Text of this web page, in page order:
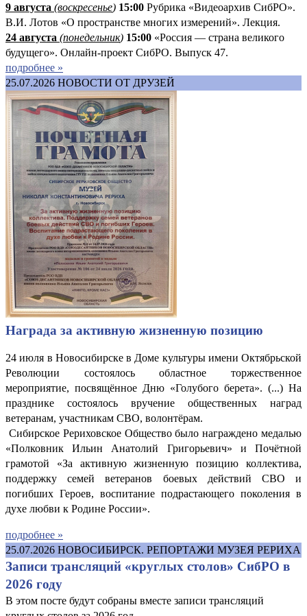
9 августа (воскресенье) 15:00 Рубрика «Видеоархив СибРО».
В.И. Лотов «О пространстве многих измерений». Лекция.
24 августа (понедельник) 15:00 «Россия — страна великого
будущего». Онлайн-проект СибРО. Выпуск 47.
подробнее »
25.07.2026 НОВОСТИ ОТ ДРУЗЕЙ
Награда за активную жизненную позицию
24 июля в Новосибирске в Доме культуры имени Октябрьской
Революции состоялось областное торжественное
мероприятие, посвящённое Дню «Голубого берета». (...) На
празднике состоялось вручение общественных наград
ветеранам, участникам СВО, волонтёрам.
Сибирское Рериховское Общество было награждено медалью
«Полковник Ильин Анатолий Григорьевич» и Почётной
грамотой «За активную жизненную позицию коллектива,
поддержку семей ветеранов боевых действий СВО и
погибших Героев, воспитание подрастающего поколения в
духе любви к Родине России».
подробнее »
25.07.2026 НОВОСИБИРСК. РЕПОРТАЖИ МУЗЕЯ РЕРИХА
Записи трансляций «круглых столов» СибРО в
2026 году
В этом посте будут собраны вместе записи трансляций